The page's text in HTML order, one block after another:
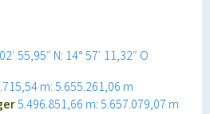
55,95″ N: 14° 57′ 11,32″ O
m: 5.655.261,06 m
5.496.851,66 m: 5.657.079,07 m